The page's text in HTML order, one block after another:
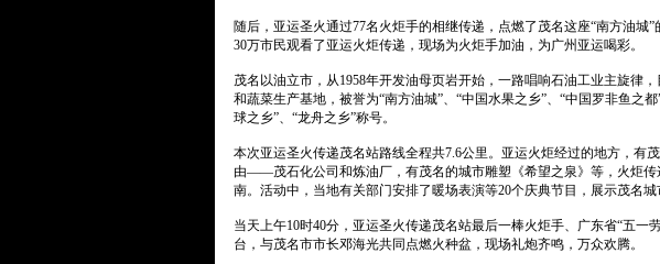
随后，亚运圣火通过77名火炬手的相继传递，点燃了茂名这座“南方油城
30万市民观看了亚运火炬传递，现场为火炬手加油，为广州亚运喝彩。
茂名以油立市，从1958年开发油母页岩开始，一路唱响石油工业主旋律
和蔬菜生产基地，被誉为“南方油城”、“中国水果之乡”、“中国罗非鱼之
球之乡”、“龙舟之乡”称号。
本次亚运圣火传递茂名站路线全程共7.6公里。亚运火炬经过的地方，有
由――茂石化公司和炼油厂，有茂名的城市雕塑《希望之泉》等，火炬
南。活动中，当地有关部门安排了暖场表演等20个庆典节目，展示茂名城
当天上午10时40分，亚运圣火传递茂名站最后一棒火炬手、广东省“五一
台，与茂名市市长邓海光共同点燃火种盆，现场礼炮齐鸣，万众欢腾。